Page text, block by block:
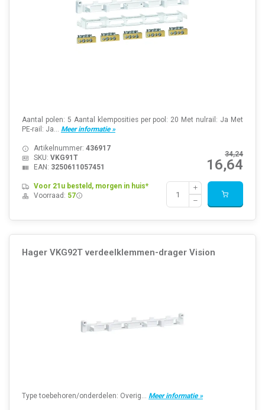
Aantal polen: 5 Aantal klemposities per pool: 20 Met nulrail: Ja Met
PE-rail: Ja... Meer informatie »
34,24
16,64
Artikelnummer: 436917
SKU: VKG91T
EAN: 3250611057451
Voor 21u besteld, morgen in huis*
Voorraad: 57
Hager VKG92T verdeelklemmen-drager Vision
Type toebehoren/onderdelen: Overig... Meer informatie »